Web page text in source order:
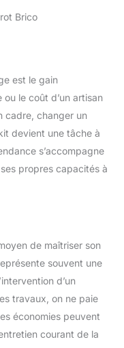
Brico
est le gain
ou le coût d’un artisan
cadre, changer un
devient une tâche à
s’accompagne
propres capacités à
de maîtriser son
souvent une
d’un
travaux, on ne paie
économies peuvent
courant de la